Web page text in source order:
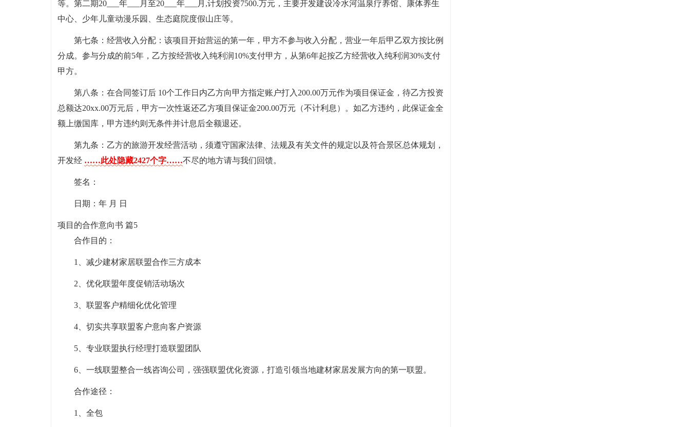
等。第二期20___年___月至20___年___月,计划投资7500.万元，主要开发建设冷水河温泉疗养馆、康体养生
中心、少年儿童动漫乐园、生态庭院度假山庄等。
第七条：经营收入分配：该项目开始营运的第一年，甲方不参与收入分配，营业一年后甲乙双方按比例
分成。参与分成的前5年，乙方按经营收入纯利润10%支付甲方，从第6年起按乙方经营收入纯利润30%支付
甲方。
第八条：在合同签订后 10个工作日内乙方向甲方指定账户打入200.00万元作为项目保证金，待乙方投资
总额达20xx.00万元后，甲方一次性返还乙方项目保证金200.00万元（不计利息）。如乙方违约，此保证金全
额上缴国库，甲方违约则无条件并计息后全额退还。
第九条：乙方的旅游开发经营活动，须遵守国家法律、法规及有关文件的规定以及符合景区总体规划，
开发经 ……此处隐藏2427个字……不尽的地方请与我们回馈。
签名：
日期：年 月 日
项目的合作意向书 篇5
合作目的：
1、减少建材家居联盟合作三方成本
2、优化联盟年度促销活动场次
3、联盟客户精细化优化管理
4、切实共享联盟客户意向客户资源
5、专业联盟执行经理打造联盟团队
6、一线联盟整合一线咨询公司，强强联盟优化资源，打造引领当地建材家居发展方向的第一联盟。
合作途径：
1、全包